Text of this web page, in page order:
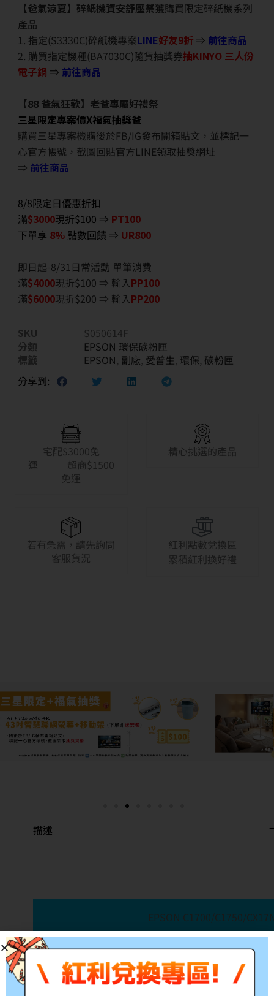
【爸氣涼夏】碎紙機資安舒壓祭獲購買限定碎紙機系列
產品
1. 指定(S3330C)碎紙機專案LINE好友9折 ⇒ 前往商品
2. 購買指定機種(BA7030C)隨貨抽獎券抽KINYO 三人份
電子鍋 ⇒ 前往商品
【88 爸氣狂歡】老爸專屬好禮祭
三星限定專案價X福氣抽獎爸
購買三星專案機購後於FB/IG發布開箱貼文，並標記一
心官方帳號，截圖回貼官方LINE領取抽獎網址
⇒ 前往商品
8/8限定日優惠折扣
滿$3000現折$100 ⇒ PT100
下單享 8% 點數回饋 ⇒ UR800
即日起-8/31日常活動 單筆消費
滿$4000現折$100 ⇒ 輸入PP100
滿$6000現折$200 ⇒ 輸入PP200
SKU
S050614F
分類
EPSON 環保碳粉匣
標籤
EPSON, 副廠, 愛普生, 環保, 碳粉匣
分享到:
宅配$3000免
運 超商$1500
免運
精心挑選的產品
若有急需，請先詢問
客服貨況
紅利點數兌換區
累積紅利換好禮
描述
EPSON C1700/C1750/
產品料號:S050614 適用機型:EPSON
參考印量:2,000張 備註:所有的印量均是在